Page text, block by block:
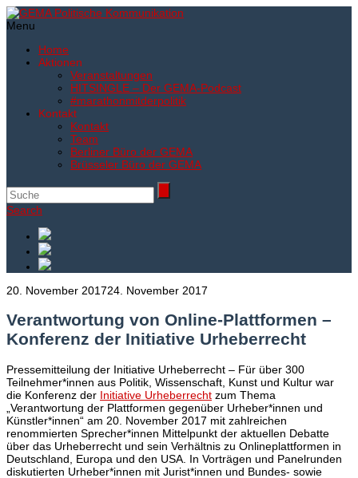
Menu
Home
Aktionen
Veranstaltungen
HITSINGLE – Der GEMA-Podcast
#marathonmitderpolitik
Kontakt
Kontakt
Team
Berliner Büro der GEMA
Brüsseler Büro der GEMA
Search
20. November 201724. November 2017
Verantwortung von Online-Plattformen –
Konferenz der Initiative Urheberrecht
Pressemitteilung der Initiative Urheberrecht – Für über 300
Teilnehmer*innen aus Politik, Wissenschaft, Kunst und Kultur war
die Konferenz der Initiative Urheberrecht zum Thema
„Verantwortung der Plattformen gegenüber Urheber*innen und
Künstler*innen“ am 20. November 2017 mit zahlreichen
renommierten Sprecher*innen Mittelpunkt der aktuellen Debatte
über das Urheberrecht und sein Verhältnis zu Onlineplattformen in
Deutschland, Europa und den USA. In Vorträgen und Panelrunden
diskutierten Urheber*innen mit Jurist*innen und Bundes- sowie